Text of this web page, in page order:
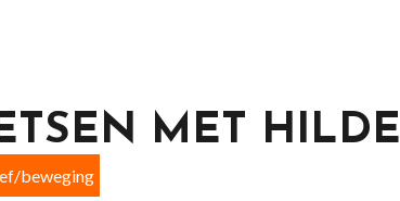
MET HILDE
beweging